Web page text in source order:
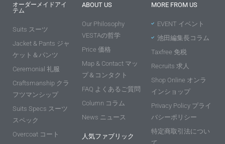
オーダーメイドアイ
テム
Suits スーツ
Jacket & Pants ジャ
ケット＆パンツ
Ceremonial 礼服
Craftsmanship クラ
フツマンシップ
Suits Specs スーツ
スペック
Overcoat コート
ABOUT US
Our Philosophy
VESTAの哲学
Price 価格
Map & Contact マッ
プ＆コンタクト
FAQ よくあるご質問
Column コラム
News ニュース
人気ファブリック
MORE FROM US
EVENT イベント
池田編集長コラム
Taxfree 免税
Recruits 求人
Shop Online オンラ
インショップ
Privacy Policy プライ
バシーポリシー
特定商取引法につい